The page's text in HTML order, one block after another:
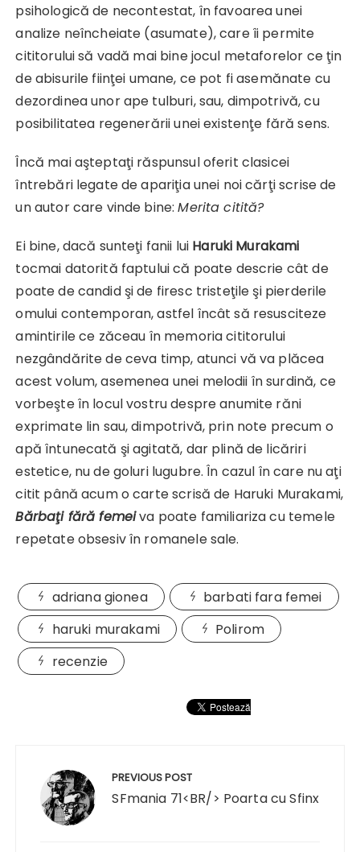
psihologică de necontestat, în favoarea unei
analize neîncheiate (asumate), care îi permite
cititorului să vadă mai bine jocul metaforelor ce ţin
de abisurile fiinţei umane, ce pot fi asemănate cu
dezordinea unor ape tulburi, sau, dimpotrivă, cu
posibilitatea regenerării unei existenţe fără sens.
Încă mai aşteptaţi răspunsul oferit clasicei
întrebări legate de apariţia unei noi cărţi scrise de
un autor care vinde bine:Merita citită?
Ei bine, dacă sunteţi fanii lui Haruki Murakami
tocmai datorită faptului că poate descrie cât de
poate de candid şi de firesc tristeţile şi pierderile
omului contemporan, astfel încât să resusciteze
amintirile ce zăceau în memoria cititorului
nezgândărite de ceva timp, atunci vă va plăcea
acest volum, asemenea unei melodii în surdină, ce
vorbeşte în locul vostru despre anumite răni
exprimate lin sau, dimpotrivă, prin note precum o
apă întunecată şi agitată, dar plină de licăriri
estetice, nu de goluri lugubre. În cazul în care nu aţi
citit până acum o carte scrisă de Haruki Murakami,
Bărbaţi fără femeiva poate familiariza cu temele
repetate obsesiv în romanele sale.
adriana gionea
barbati fara femei
haruki murakami
Polirom
recenzie
articole
PREVIOUS POST
SFmania 71<BR/> Poarta cu Sfinx